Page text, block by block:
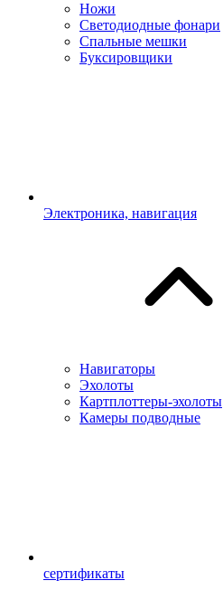
Ножи
Светодиодные фонари
Спальные мешки
Буксировщики
Электроника, навигация
Навигаторы
Эхолоты
Картплоттеры-эхолоты
Камеры подводные
сертификаты